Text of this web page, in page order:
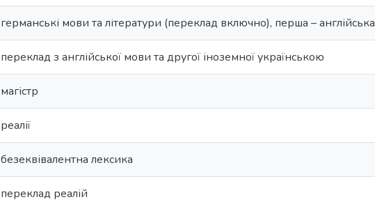
германські мови та літератури (переклад включно), перша – англійська
переклад з англійської мови та другої іноземної українською
магістр
реалії
безеквівалентна лексика
переклад реалій